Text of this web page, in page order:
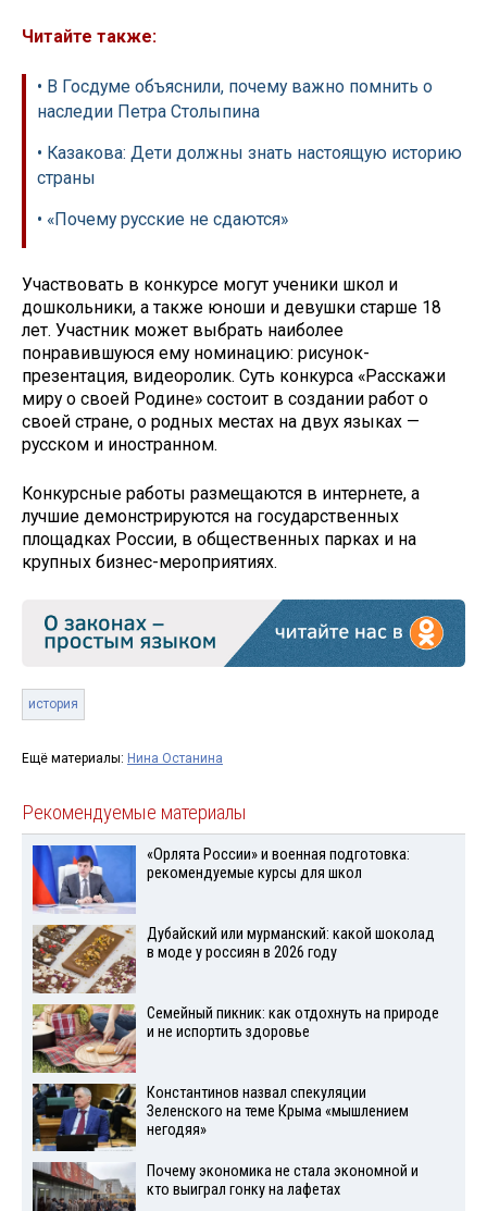
Читайте также:
• В Госдуме объяснили, почему важно помнить о
наследии Петра Столыпина
• Казакова: Дети должны знать настоящую историю
страны
• «Почему русские не сдаются»
Участвовать в конкурсе могут ученики школ и
дошкольники, а также юноши и девушки старше 18
лет. Участник может выбрать наиболее
понравившуюся ему номинацию: рисунок-
презентация, видеоролик. Суть конкурса «Расскажи
миру о своей Родине» состоит в создании работ о
своей стране, о родных местах на двух языках —
русском и иностранном.
Конкурсные работы размещаются в интернете, а
лучшие демонстрируются на государственных
площадках России, в общественных парках и на
крупных бизнес-мероприятиях.
история
Ещё материалы: Нина Останина
Рекомендуемые материалы
«Орлята России» и военная подготовка:
рекомендуемые курсы для школ
Дубайский или мурманский: какой шоколад
в моде у россиян в 2026 году
Семейный пикник: как отдохнуть на природе
и не испортить здоровье
Константинов назвал спекуляции
Зеленского на теме Крыма «мышлением
негодяя»
Почему экономика не стала экономной и
кто выиграл гонку на лафетах